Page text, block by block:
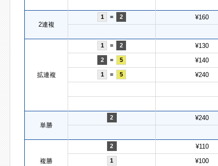
2連複
1 = 2 ¥160
拡連複
1 = 2 ¥130
2 = 5 ¥140
1 = 5 ¥240
単勝
2 ¥240
複勝
2 ¥110
1 ¥100